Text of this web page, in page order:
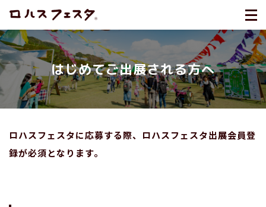
はじめてご出展される方へ
ロハスフェスタに応募する際、ロハスフェスタ出展会員登
録が必須となります。